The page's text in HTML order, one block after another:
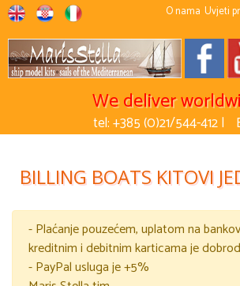
O nama Uvjeti
We deliver
tel: +385 (0)21/544-412 |
BILLING BOATS KITOVI
- Plaćanje pouzećem, uplatom na
kreditnim i debitnim karticama je
- PayPal usluga je +5%